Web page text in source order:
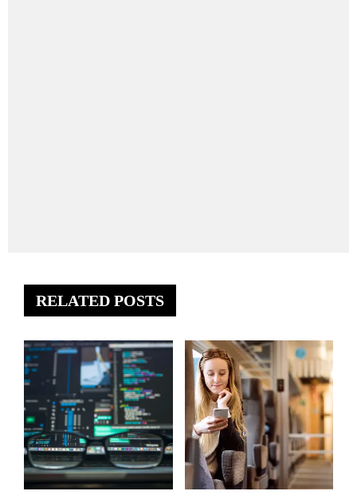
RELATED POSTS